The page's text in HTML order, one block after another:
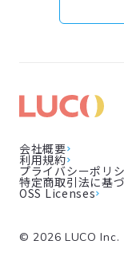
会社概要
利用規約
プライバシーポリ
特定商取引法に基
OSS Licenses
© 2026 LUCO Inc.